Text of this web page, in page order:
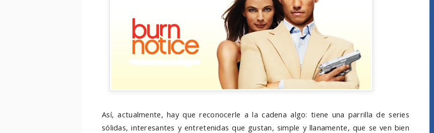
Así, actualmente, hay que reconocerle a la cadena algo: tiene una parrilla de series
sólidas, interesantes y entretenidas que gustan, simple y llanamente, que se ven bien